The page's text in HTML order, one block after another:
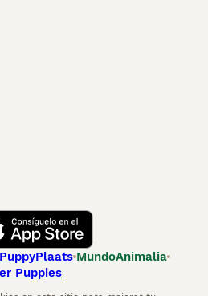
PuppyPlaats MundoAnimalia
Puppies